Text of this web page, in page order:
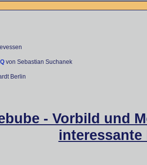
von Sebastian Suchanek
Berlin
- Vorbild und